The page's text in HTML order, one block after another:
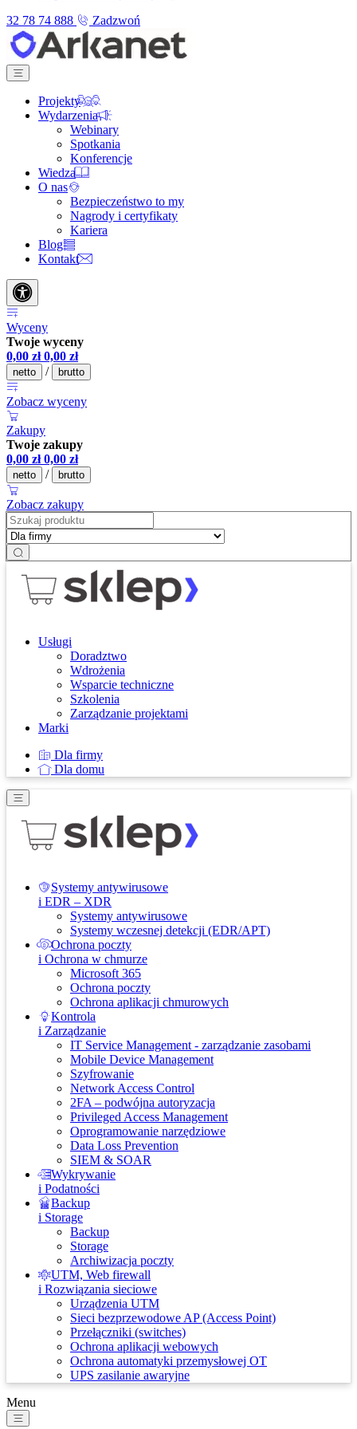
32 78 74 888
Zadzwoń
Projekty
Wydarzenia
Webinary
Spotkania
Konferencje
Wiedza
O nas
Bezpieczeństwo to my
Nagrody i certyfikaty
Kariera
Blog
Kontakt
Wyceny
Twoje wyceny
0,00 zł 0,00 zł
netto / brutto
Zobacz wyceny
Zakupy
Twoje zakupy
0,00 zł 0,00 zł
netto / brutto
Zobacz zakupy
Usługi
Doradztwo
Wdrożenia
Wsparcie techniczne
Szkolenia
Zarządzanie projektami
Marki
Dla firmy
Dla domu
Systemy antywirusowe
i EDR – XDR
Systemy antywirusowe
Systemy wczesnej detekcji (EDR/APT)
Ochrona poczty
i Ochrona w chmurze
Microsoft 365
Ochrona poczty
Ochrona aplikacji chmurowych
Kontrola
i Zarządzanie
IT Service Management - zarządzanie zasobami
Mobile Device Management
Szyfrowanie
Network Access Control
2FA – podwójna autoryzacja
Privileged Access Management
Oprogramowanie narzędziowe
Data Loss Prevention
SIEM & SOAR
Wykrywanie
i Podatności
Backup
i Storage
Backup
Storage
Archiwizacja poczty
UTM, Web firewall
i Rozwiązania sieciowe
Urządzenia UTM
Sieci bezprzewodowe AP (Access Point)
Przełączniki (switches)
Ochrona aplikacji webowych
Ochrona automatyki przemysłowej OT
UPS zasilanie awaryjne
Menu